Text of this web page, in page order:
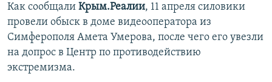
Как сообщали Крым.Реалии, 11 апреля силовики
провели обыск в доме видеооператора из
Симферополя Амета Умерова, после чего его увезли
на допрос в Центр по противодействию
экстремизма.